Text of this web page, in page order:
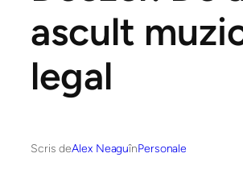
ascult
legal
Scris deAlex NeaguînPersonale